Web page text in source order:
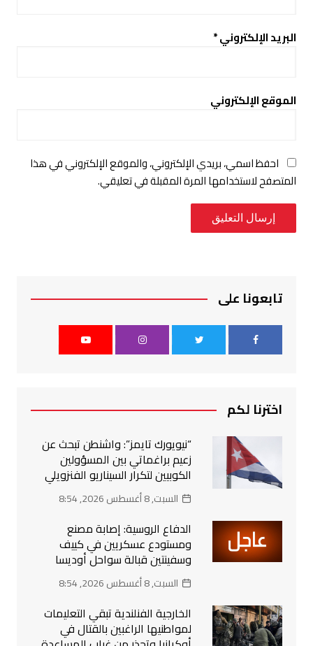
البريد الإلكتروني*
الموقع الإلكتروني
احفظ اسمي، بريدي الإلكتروني، والموقع الإلكتروني في هذا
المتصفح لاستخدامها المرة المقبلة في تعليقي.
تابعونا على
اخترنا لكم
“نيويورك تايمز”: واشنطن تبحث عن
زعيم براغماتي بين المسؤولين
الكوبيين لتكرار السيناريو الفنزويلي
السبت, 8 أغسطس 2026, 8:54
الدفاع الروسية: إصابة مصنع
ومستودع عسكريين في كييف
وسفينتين قبالة سواحل أوديسا
السبت, 8 أغسطس 2026, 8:54
الخارجية الفنلندية تبقي التعليمات
لمواطنيها الراغبين بالقتال في